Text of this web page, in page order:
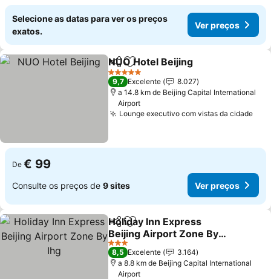
Selecione as datas para ver os preços
exatos.
Ver preços
PartilharAdicionar aos favoritos
NUO Hotel Beijing
5 Estrelas
9,7 Excelente
8.027
a 14.8 km de Beijing Capital International
Airport
Lounge executivo com vistas da cidade
De € 99
Consulte os preços de 9 sites Ver preços
PartilharAdicionar aos favoritos
Holiday Inn Express
Beijing Airport Zone By
Ihg
3 Estrelas
8,5 Excelente
3.164
a 8.8 km de Beijing Capital International
Airport